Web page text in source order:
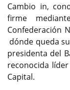
Cambio in,
firme
Confederación
dónde queda
presidenta del
reconocida
Capital.